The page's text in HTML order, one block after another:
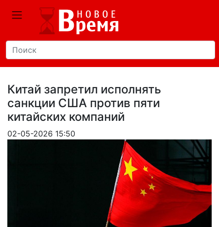
Китай запретил исполнять
санкции США против пяти
китайских компаний
02-05-2026 15:50